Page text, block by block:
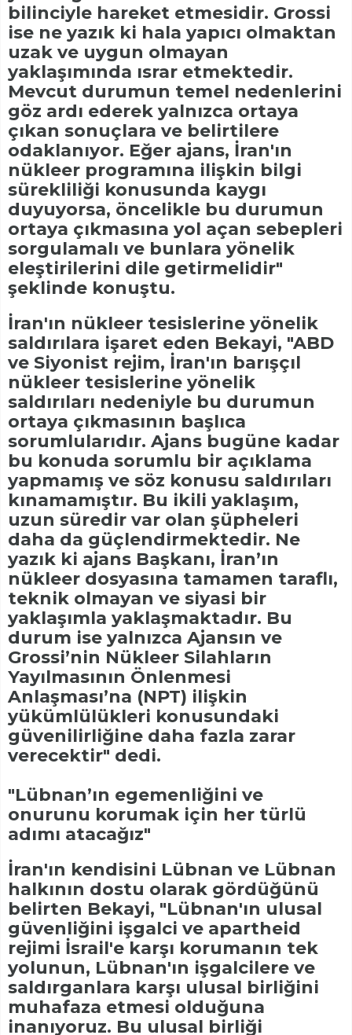
bilinciyle hareket etmesidir. Grossi
ise ne yazık ki hala yapıcı olmaktan
uzak ve uygun olmayan
yaklaşımında ısrar etmektedir.
Mevcut durumun temel nedenlerini
göz ardı ederek yalnızca ortaya
çıkan sonuçlara ve belirtilere
odaklanıyor. Eğer ajans, İran'ın
nükleer programına ilişkin bilgi
sürekliliği konusunda kaygı
duyuyorsa, öncelikle bu durumun
ortaya çıkmasına yol açan sebepleri
sorgulamalı ve bunlara yönelik
eleştirilerini dile getirmelidir"
şeklinde konuştu.
İran'ın nükleer tesislerine yönelik
saldırılara işaret eden Bekayi, "ABD
ve Siyonist rejim, İran'ın barışçıl
nükleer tesislerine yönelik
saldırıları nedeniyle bu durumun
ortaya çıkmasının başlıca
sorumlularıdır. Ajans bugüne kadar
bu konuda sorumlu bir açıklama
yapmamış ve söz konusu saldırıları
kınamamıştır. Bu ikili yaklaşım,
uzun süredir var olan şüpheleri
daha da güçlendirmektedir. Ne
yazık ki ajans Başkanı, İran’ın
nükleer dosyasına tamamen taraflı,
teknik olmayan ve siyasi bir
yaklaşımla yaklaşmaktadır. Bu
durum ise yalnızca Ajansın ve
Grossi’nin Nükleer Silahların
Yayılmasının Önlenmesi
Anlaşması’na (NPT) ilişkin
yükümlülükleri konusundaki
güvenilirliğine daha fazla zarar
verecektir" dedi.
"Lübnan’ın egemenliğini ve
onurunu korumak için her türlü
adımı atacağız"
İran'ın kendisini Lübnan ve Lübnan
halkının dostu olarak gördüğünü
belirten Bekayi, "Lübnan'ın ulusal
güvenliğini işgalci ve apartheid
rejimi İsrail'e karşı korumanın tek
yolunun, Lübnan'ın işgalcilere ve
saldırganlara karşı ulusal birliğini
muhafaza etmesi olduğuna
inanıyoruz. Bu ulusal birliği